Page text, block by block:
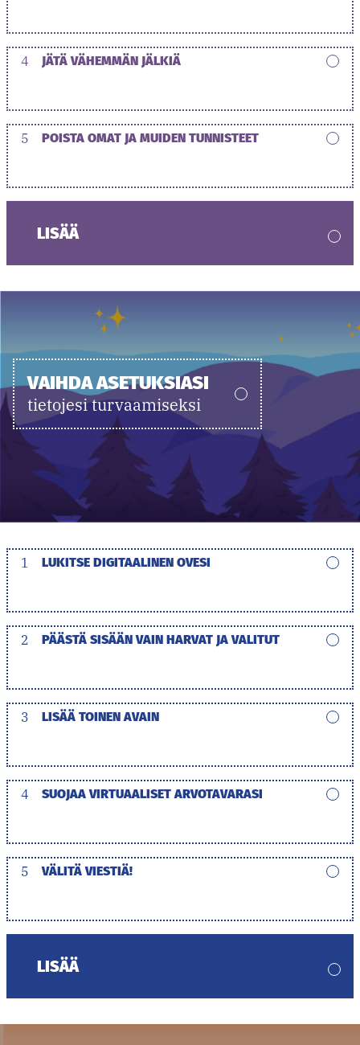
4 JÄTÄ VÄHEMMÄN JÄLKIÄ
5 POISTA OMAT JA MUIDEN TUNNISTEET
LISÄÄ
VAIHDA ASETUKSIASI
tietojesi turvaamiseksi
1 LUKITSE DIGITAALINEN OVESI
2 PÄÄSTÄ SISÄÄN VAIN HARVAT JA VALITUT
3 LISÄÄ TOINEN AVAIN
4 SUOJAA VIRTUAALISET ARVOTAVARASI
5 VÄLITÄ VIESTIÄ!
LISÄÄ